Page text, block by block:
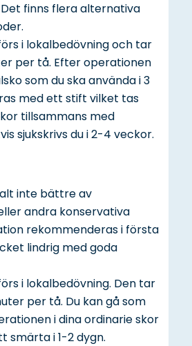
finns flera alternativa
i lokalbedövning och tar
per tå. Efter operationen
som du ska använda i 3
med ett stift vilket tas
tillsammans med
sjukskrivs du i 2-4 veckor.
inte bättre av
andra konservativa
rekommenderas i första
lindrig med goda
i lokalbedövning. Den tar
per tå. Du kan gå som
i dina ordinarie skor
smärta i 1-2 dygn.